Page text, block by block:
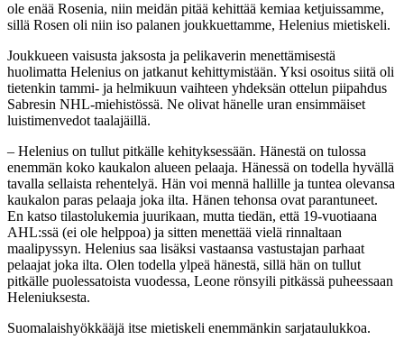
ole enää Rosenia, niin meidän pitää kehittää kemiaa ketjuissamme,
sillä Rosen oli niin iso palanen joukkuettamme, Helenius mietiskeli.
Joukkueen vaisusta jaksosta ja pelikaverin menettämisestä
huolimatta Helenius on jatkanut kehittymistään. Yksi osoitus siitä oli
tietenkin tammi- ja helmikuun vaihteen yhdeksän ottelun piipahdus
Sabresin NHL-miehistössä. Ne olivat hänelle uran ensimmäiset
luistimenvedot taalajäillä.
– Helenius on tullut pitkälle kehityksessään. Hänestä on tulossa
enemmän koko kaukalon alueen pelaaja. Hänessä on todella hyvällä
tavalla sellaista rehentelyä. Hän voi mennä hallille ja tuntea olevansa
kaukalon paras pelaaja joka ilta. Hänen tehonsa ovat parantuneet.
En katso tilastolukemia juurikaan, mutta tiedän, että 19-vuotiaana
AHL:ssä (ei ole helppoa) ja sitten menettää vielä rinnaltaan
maalipyssyn. Helenius saa lisäksi vastaansa vastustajan parhaat
pelaajat joka ilta. Olen todella ylpeä hänestä, sillä hän on tullut
pitkälle puolessatoista vuodessa, Leone rönsyili pitkässä puheessaan
Heleniuksesta.
Suomalaishyökkääjä itse mietiskeli enemmänkin sarjataulukkoa.